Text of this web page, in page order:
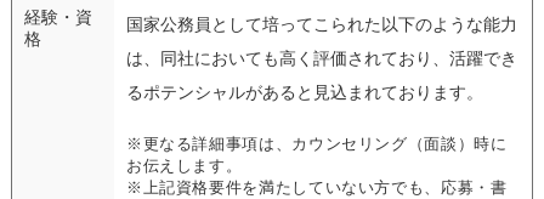
経験・資
格
国家公務員として培ってこられた以下のような能力
は、同社においても高く評価されており、活躍でき
るポテンシャルがあると見込まれております。
※更なる詳細事項は、カウンセリング（面談）時に
お伝えします。
※上記資格要件を満たしていない方でも、応募・書